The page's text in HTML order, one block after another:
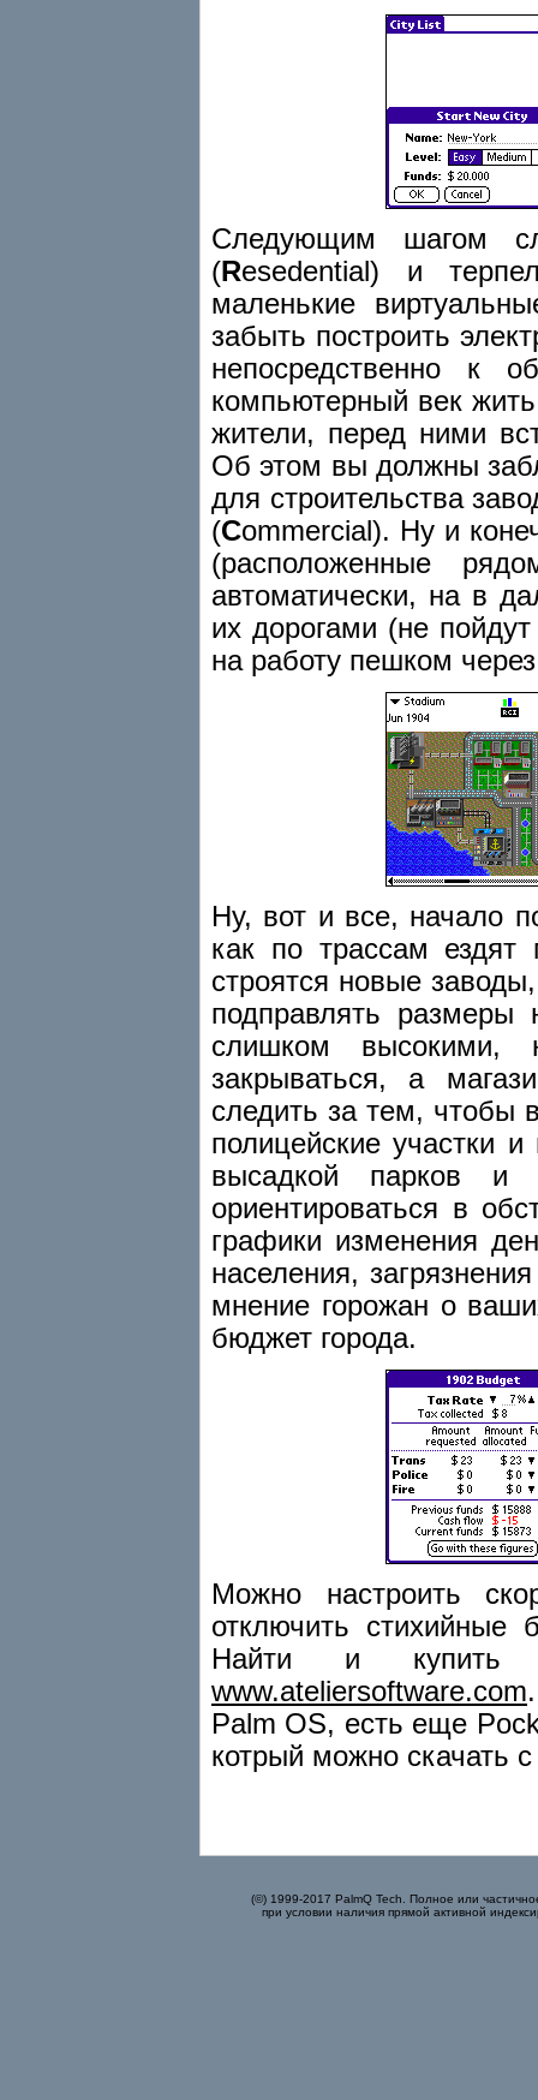
Следующим шагом
(Resedential) и
маленькие
забыть построить
непосредственно к
компьютерный век
жители, перед ними
Об этом вы должны
для строительства
(Commercial). Ну и
(расположенные
автоматически, на в
их дорогами (не
на работу пешком
Ну, вот и все, начало
как по трассам ездят
строятся новые
подправлять размеры
слишком высокими,
закрываться, а
следить за тем, чтобы
полицейские участки
высадкой парков и
ориентироваться в
графики изменения
населения,
мнение горожан о
бюджет города.
Можно настроить
отключить стихийные
Найти и купить
www.ateliersoftware.com
Palm OS, есть еще
котрый можно скачать
(©) 1999-2017 PalmQ Tech. Полное или
при условии наличия прямой активной